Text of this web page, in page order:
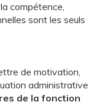
compétence,
sont les seuls
de motivation,
administrative
de la fonction